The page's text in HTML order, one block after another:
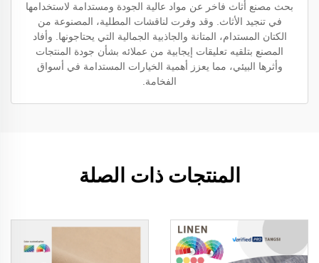
بحث مصنع أثاث فاخر عن مواد عالية الجودة ومستدامة لاستخدامها
في تنجيد الأثاث. وقد وفرت لناقشات المطلية، المصنوعة من
الكتان المستدام، المتانة والجاذبية الجمالية التي يحتاجونها. وأفاد
المصنع بتلقيه تعليقات إيجابية من عملائه بشأن جودة المنتجات
وأثرها البيئي، مما يعزز أهمية الخيارات المستدامة في أسواق
الفخامة.
المنتجات ذات الصلة